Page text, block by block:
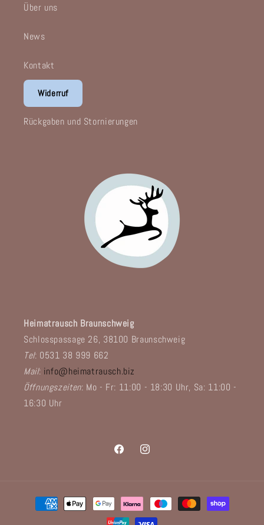
Über uns
News
Kontakt
Widerruf
Rückgaben und Stornierungen
Heimatrausch Braunschweig
Schlosspassage 26, 38100 Braunschweig
Tel: 0531 38 999 662
Mail: info@heimatrausch.biz
Öffnungszeiten: Mo - Fr: 11:00 - 18:30 Uhr, Sa: 11:00 -
16:30 Uhr
FacebookInstagram
Zahlungsmethoden